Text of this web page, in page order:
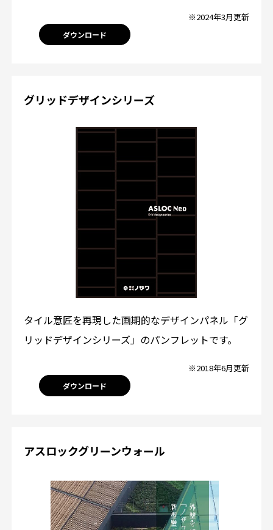
※2024年3月更新
ダウンロード
グリッドデザインシリーズ
タイル意匠を再現した画期的なデザインパネル「グ
リッドデザインシリーズ」のパンフレットです。
※2018年6月更新
ダウンロード
アスロックグリーンウォール